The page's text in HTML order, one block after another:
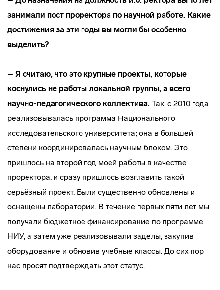
занимали пост проректора по научной работе. Какие
достижения за эти годы вы могли бы особенно
выделить?
– Я считаю, что это крупные проекты, которые
коснулись не работы локальной группы, а всего
научно-педагогического коллектива. Так, с 2010 года
реализовывалась программа Национального
исследовательского университета; она в большей
степени координировалась научным блоком. Это
пришлось на второй год моей работы в качестве
проректора, и сразу пришлось возглавить такой
серьёзный проект. Были существенно обновлены и
оснащены лаборатории. В течение первых пяти лет мы
получали бюджетное финансирование по программе
НИУ, а затем уже реализовывали заделы, закупив
оборудование и обновив учебные классы. До сих пор
нас просят подтверждать этот статус.